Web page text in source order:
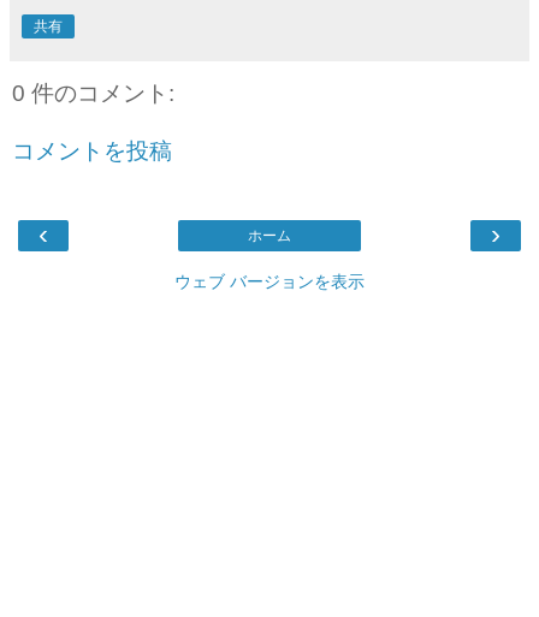
共有
0 件のコメント:
コメントを投稿
‹ ›
ホーム
ウェブ バージョンを表示